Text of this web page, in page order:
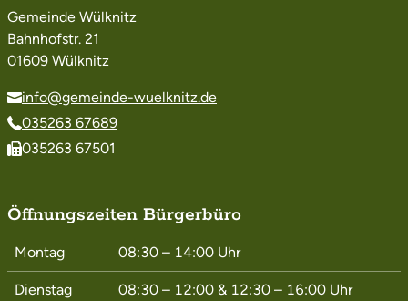
Gemeinde Wülknitz
Bahnhofstr. 21
01609 Wülknitz
info@gemeinde-wuelknitz.de
035263 67689
035263 67501
Öffnungszeiten Bürgerbüro
Montag 08:30 – 14:00 Uhr
Dienstag 08:30 – 12:00 & 12:30 – 16:00 Uhr